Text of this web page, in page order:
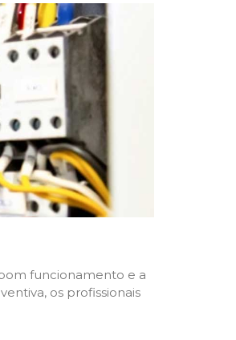
funcionamento e a
os profissionais